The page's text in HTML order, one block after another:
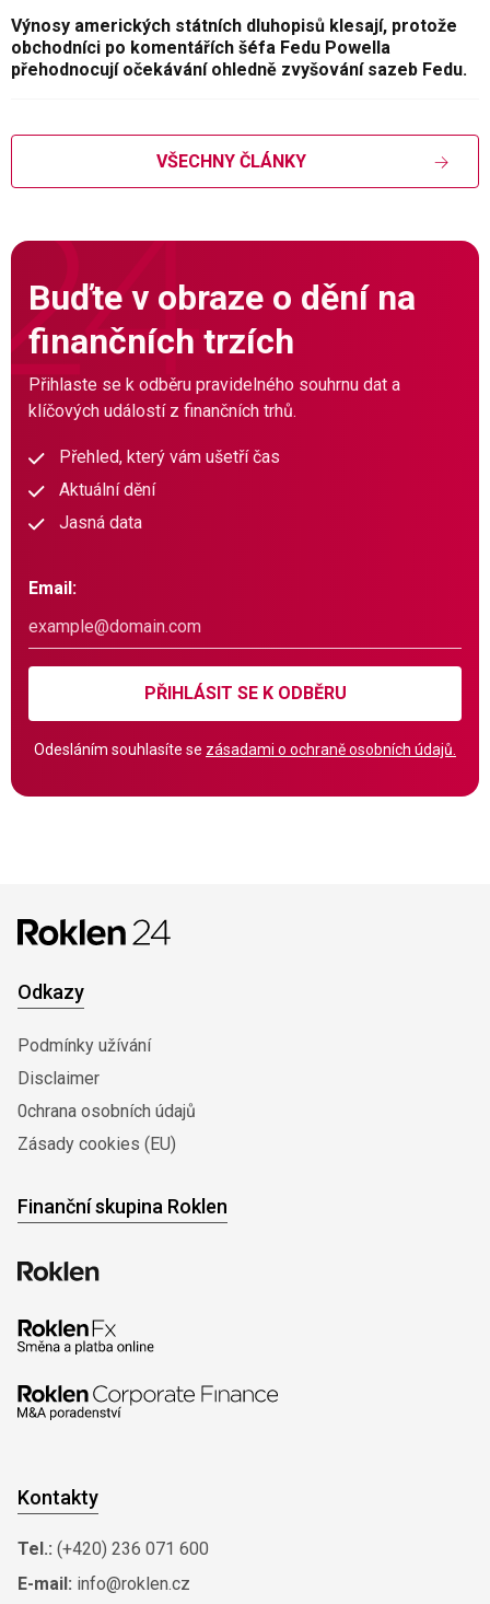
Výnosy amerických státních dluhopisů klesají, protože
obchodníci po komentářích šéfa Fedu Powella
přehodnocují očekávání ohledně zvyšování sazeb Fedu.
VŠECHNY ČLÁNKY
Buďte v obraze o dění na
finančních trzích
Přihlaste se k odběru pravidelného souhrnu dat a
klíčových událostí z finančních trhů.
Přehled, který vám ušetří čas
Aktuální dění
Jasná data
Email:
PŘIHLÁSIT SE K ODBĚRU
Odesláním souhlasíte se zásadami o ochraně osobních údajů.
Odkazy
Podmínky užívání
Disclaimer
0chrana osobních údajů
Zásady cookies (EU)
Finanční skupina Roklen
Kontakty
Tel.: (+420) 236 071 600
E-mail: info@roklen.cz